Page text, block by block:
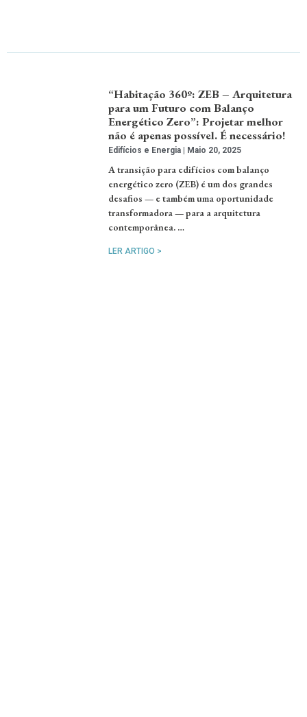
“Habitação 360º: ZEB – Arquitetura
para um Futuro com Balanço
Energético Zero”: Projetar melhor
não é apenas possível. É necessário!
Edifícios e Energia Maio 20, 2025
A transição para edifícios com balanço
energético zero (ZEB) é um dos grandes
desafios — e também uma oportunidade
transformadora — para a arquitetura
contemporânea. …
LER ARTIGO >